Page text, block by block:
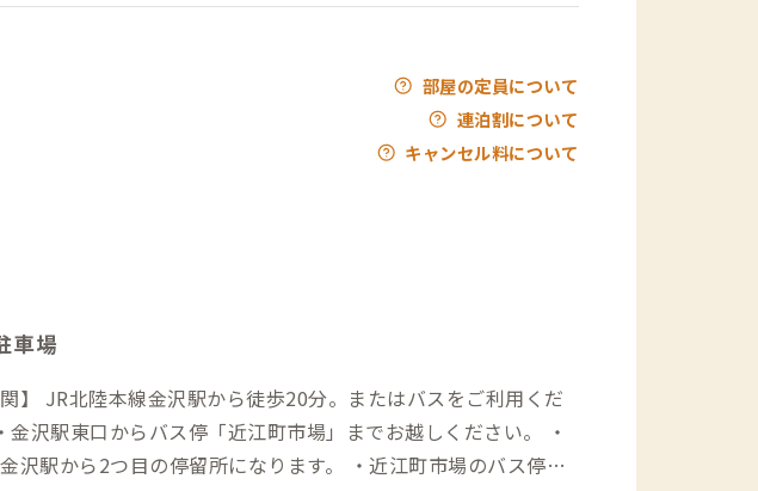
部屋の定員について
連泊割について
キャンセル料について
車場
関】 JR北陸本線金沢駅から徒歩20分。またはバスをご利用くだ
沢駅から2つ目の停留所になります。 ・近江町市場のバス停か